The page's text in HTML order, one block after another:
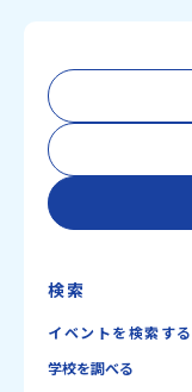
検索
イベントを検索する
学校を調べる